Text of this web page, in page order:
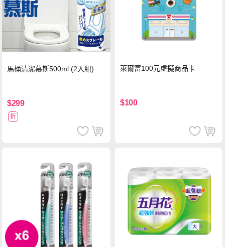
馬桶清潔慕斯500ml (2入組)
$299
折
萊爾富100元虛擬商品卡
$100